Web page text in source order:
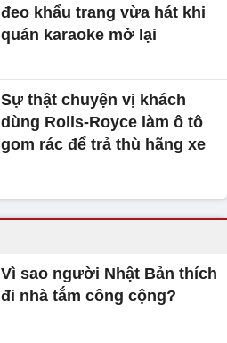
đeo khẩu trang vừa hát khi
quán karaoke mở lại
Sự thật chuyện vị khách
dùng Rolls-Royce làm ô tô
gom rác để trả thù hãng xe
Vì sao người Nhật Bản thích
đi nhà tắm công cộng?